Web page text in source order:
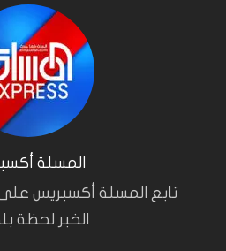
المسلة
تابع المسلة أكسبريس على
الخبر لحظة